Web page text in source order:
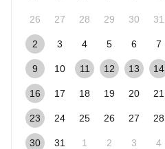
26 27 28 29 30 31
2 3 4 5 6 7
9 10 11 12 13 14
16 17 18 19 20 21
23 24 25 26 27 28
30 31 1 2 3 4